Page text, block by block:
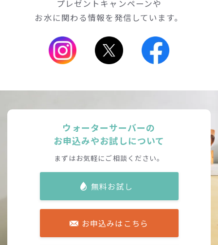
プレゼントキャンペーンや
お水に関わる情報を発信しています。
ウォーターサーバーの
お申込みやお試しについて
まずはお気軽にご相談ください。
無料お試し
お申込みはこちら